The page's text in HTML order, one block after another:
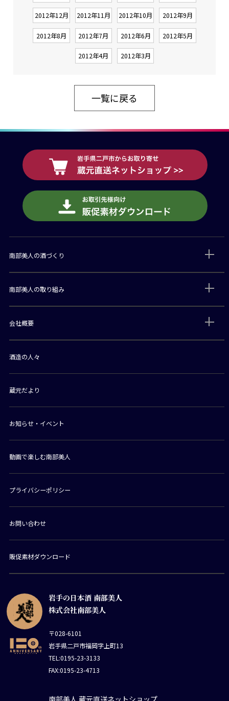
2012年12月 2012年11月 2012年10月 2012年9月
2012年8月 2012年7月 2012年6月 2012年5月
2012年4月 2012年3月
一覧に戻る
岩手の日本酒 南部美人
株式会社南部美人
〒028-6101
岩手県二戸市福岡字上町13
TEL:0195-23-3133
FAX:0195-23-4713
南部美人 蔵元直送ネットショップ
南部美人の酒づくり
南部美人の取り組み
会社概要
酒造の人々
蔵元だより
お知らせ・イベント
動画で楽しむ南部美人
プライバシーポリシー
お問い合わせ
販促素材ダウンロード